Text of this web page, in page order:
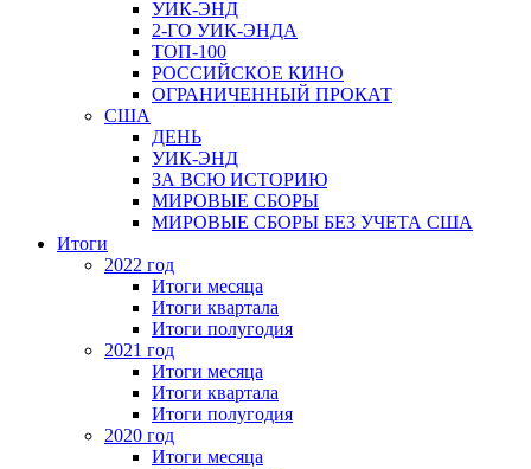
УИК-ЭНД
2-ГО УИК-ЭНДА
ТОП-100
РОССИЙСКОЕ КИНО
ОГРАНИЧЕННЫЙ ПРОКАТ
США
ДЕНЬ
УИК-ЭНД
ЗА ВСЮ ИСТОРИЮ
МИРОВЫЕ СБОРЫ
МИРОВЫЕ СБОРЫ БЕЗ УЧЕТА США
Итоги
2022 год
Итоги месяца
Итоги квартала
Итоги полугодия
2021 год
Итоги месяца
Итоги квартала
Итоги полугодия
2020 год
Итоги месяца